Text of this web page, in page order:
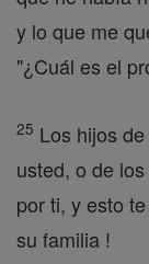
y lo que me
"¿Cuál es el
25 Los hijos
usted, o de
por ti, y esto
su familia !